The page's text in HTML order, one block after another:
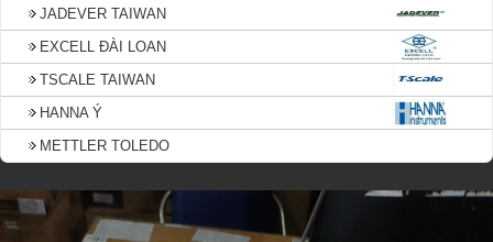
JADEVER TAIWAN
EXCELL ĐÀI LOAN
TSCALE TAIWAN
HANNA Ý
METTLER TOLEDO